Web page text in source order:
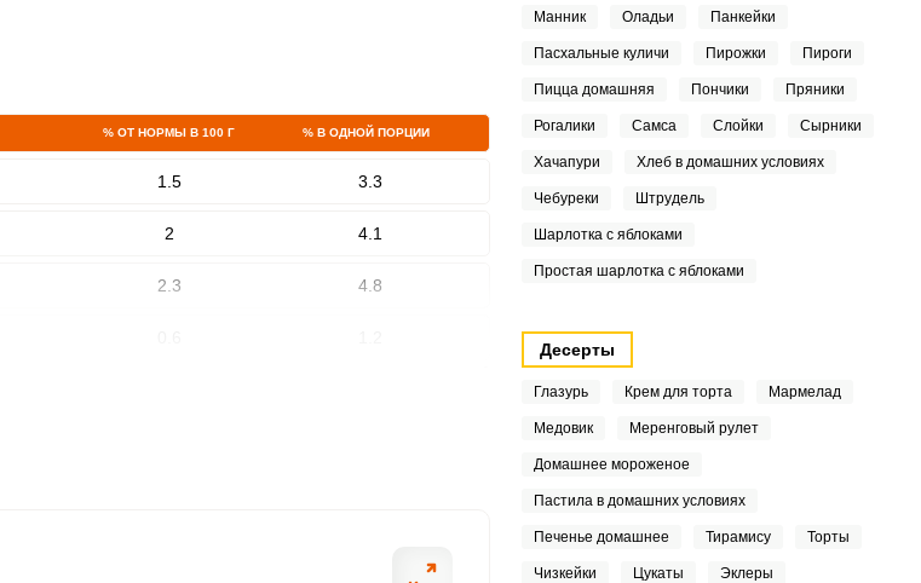
% ОТ НОРМЫ В 100 Г % В ОДНОЙ ПОРЦИИ
1.5 3.3
2 4.1
2.3 4.8
Манник Оладьи Панкейки
Пасхальные куличи Пирожки Пироги
Пицца домашняя Пончики Пряники
Рогалики Самса Слойки Сырники
Хачапури Хлеб в домашних условиях
Чебуреки Штрудель
Шарлотка с яблоками
Простая шарлотка с яблоками
Десерты
Глазурь Крем для торта Мармелад
Медовик Меренговый рулет
Домашнее мороженое
Пастила в домашних условиях
Печенье домашнее Тирамису Торты
Чизкейки Цукаты Эклеры
ШАГ
2 ИЗ 9